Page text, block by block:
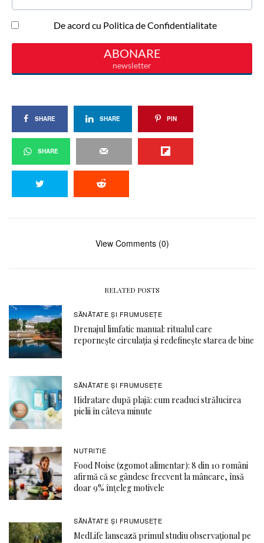
SHARE SHARE PIN
SHARE
View Comments (0)
RELATED POSTS
SĂNĂTATE ŞI FRUMUSEȚE
Drenajul limfatic manual: ritualul care
repornește circulația și redefinește starea de bine
SĂNĂTATE ŞI FRUMUSEȚE
Hidratare după plajă: cum readuci strălucirea
pielii în câteva minute
NUTRITIE
Food Noise (zgomot alimentar): 8 din 10 români
afirmă că se gândesc frecvent la mâncare, însă
doar 9% înțeleg motivele
SĂNĂTATE ŞI FRUMUSEȚE
MedLife lansează primul studiu observațional pe